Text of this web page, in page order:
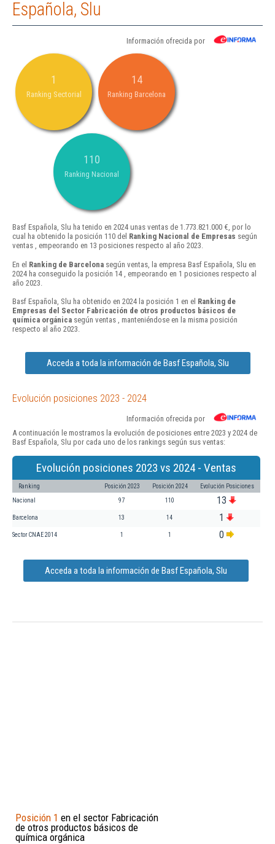
Española, Slu
Información ofrecida por
1
Ranking Sectorial
14
Ranking Barcelona
110
Ranking Nacional
Basf Española, Slu ha tenido en 2024 unas ventas de 1.773.821.000 €, por lo
cual ha obtenido la posición 110 del Ranking Nacional de Empresas según
ventas , empeorando en 13 posiciones respecto al año 2023.
En el Ranking de Barcelona según ventas, la empresa Basf Española, Slu en
2024 ha conseguido la posición 14 , empeorando en 1 posiciones respecto al
año 2023.
Basf Española, Slu ha obtenido en 2024 la posición 1 en el Ranking de
Empresas del Sector Fabricación de otros productos básicos de
química orgánica según ventas , manteniéndose en la misma posición
respecto al año 2023.
Acceda a toda la información de Basf Española, Slu
Evolución posiciones 2023 - 2024
Información ofrecida por
A continuación le mostramos la evolución de posiciones entre 2023 y 2024 de
Basf Española, Slu por cada uno de los rankings según sus ventas:
Evolución posiciones 2023 vs 2024 - Ventas
Ranking Posición 2023 Posición 2024 Evolución Posiciones
Nacional 97 110 13
Barcelona 13 14 1
Sector CNAE 2014 1 1 0
Acceda a toda la información de Basf Española, Slu
Posición 1 en el sector Fabricación
de otros productos básicos de
química orgánica